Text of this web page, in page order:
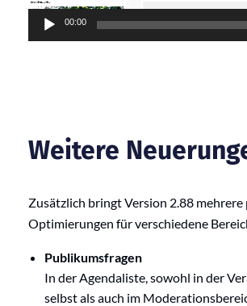
00:00
Weitere
Zusätzlich bringt Version 2.88 mehrere
Optimierungen für verschiedene
Publikumsfragen
In der Agendaliste, sowohl in der
selbst als auch im